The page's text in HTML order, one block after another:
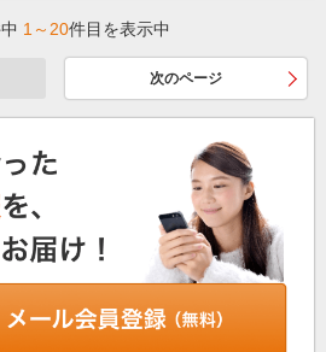
1～20件目を表示中
次のページ